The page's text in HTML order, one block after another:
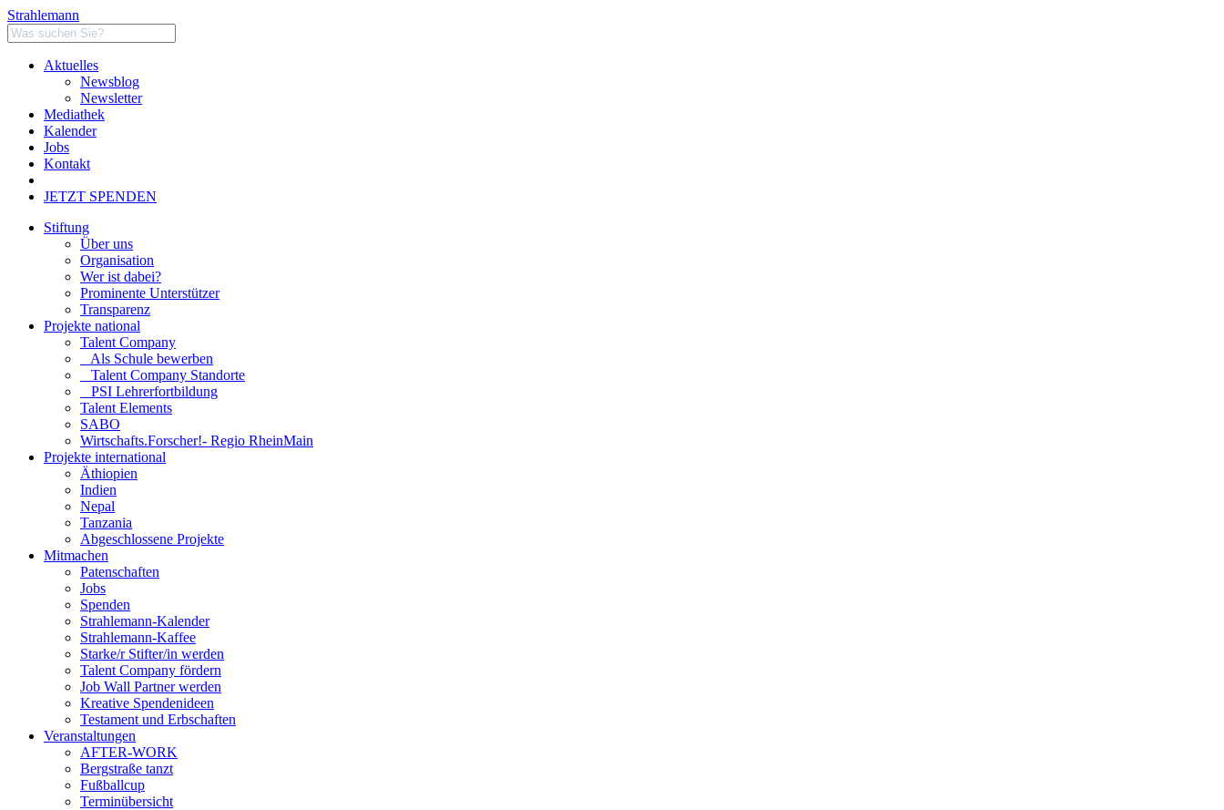
Strahlemann
Aktuelles
Newsblog
Newsletter
Mediathek
Kalender
Jobs
Kontakt
JETZT SPENDEN
Stiftung
Über uns
Organisation
Wer ist dabei?
Prominente Unterstützer
Transparenz
Projekte national
Talent Company
Als Schule bewerben
Talent Company Standorte
PSI Lehrerfortbildung
Talent Elements
SABO
Wirtschafts.Forscher!- Regio RheinMain
Projekte international
Äthiopien
Indien
Nepal
Tanzania
Abgeschlossene Projekte
Mitmachen
Patenschaften
Jobs
Spenden
Strahlemann-Kalender
Strahlemann-Kaffee
Starke/r Stifter/in werden
Talent Company fördern
Job Wall Partner werden
Kreative Spendenideen
Testament und Erbschaften
Veranstaltungen
AFTER-WORK
Bergstraße tanzt
Fußballcup
Terminübersicht